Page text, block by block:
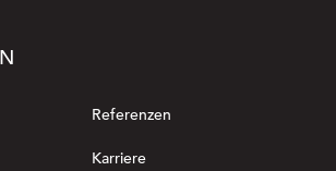
Referenzen
Karriere